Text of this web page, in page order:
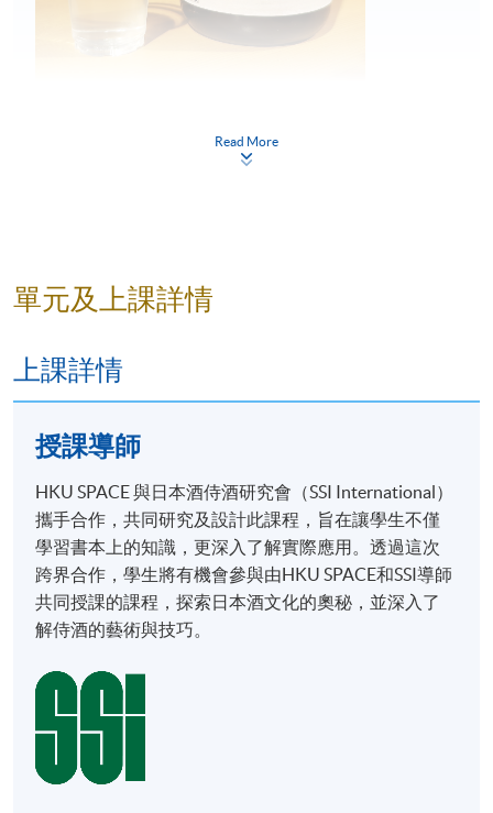
Read More
單元及上課詳情
上課詳情
授課導師
HKU SPACE 與日本酒侍酒研究會（SSI International）
攜手合作，共同研究及設計此課程，旨在讓學生不僅
學習書本上的知識，更深入了解實際應用。透過這次
跨界合作，學生將有機會參與由HKU SPACE和SSI導師
共同授課的課程，探索日本酒文化的奧秘，並深入了
解侍酒的藝術與技巧。